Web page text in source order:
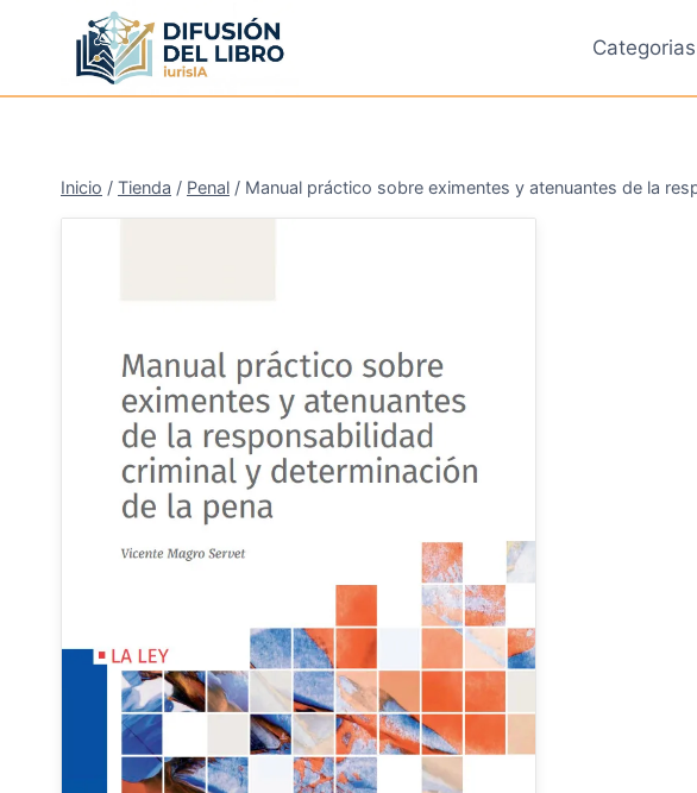
contenido
Categorias
Inicio / Tienda / Penal / Manual práctico sobre eximentes y atenuantes de la